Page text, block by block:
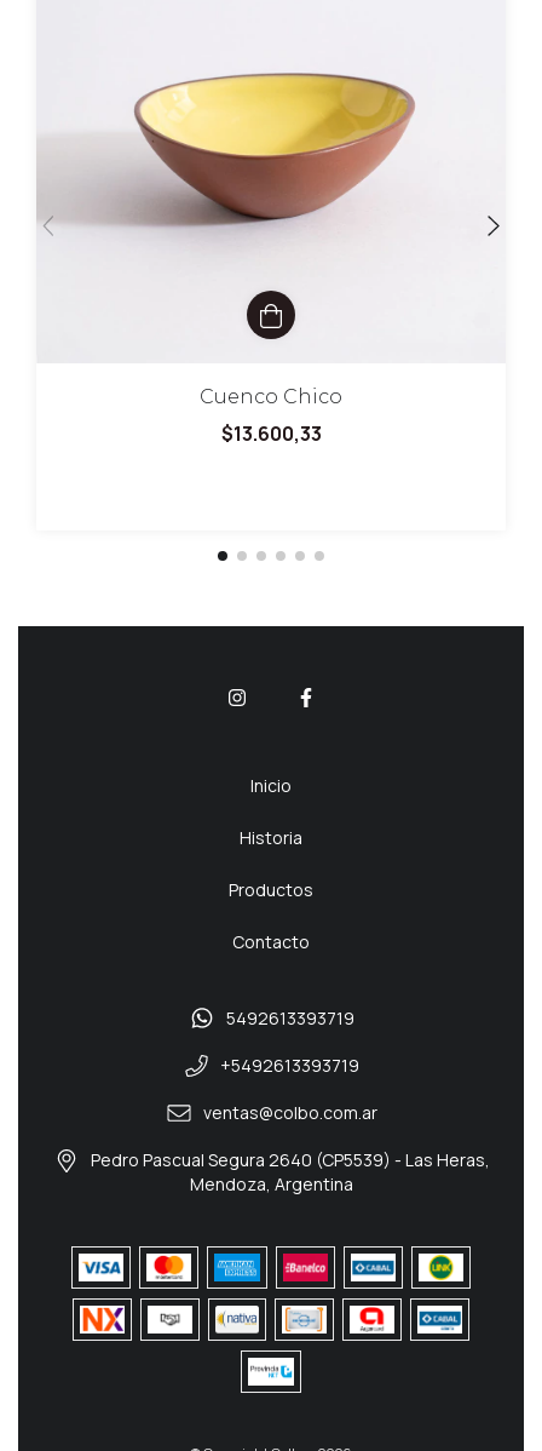
Cuenco Chico
$13.600,33
Inicio
Historia
Productos
Contacto
5492613393719
+5492613393719
ventas@colbo.com.ar
Pedro Pascual Segura 2640 (CP5539) - Las Heras,
Mendoza, Argentina